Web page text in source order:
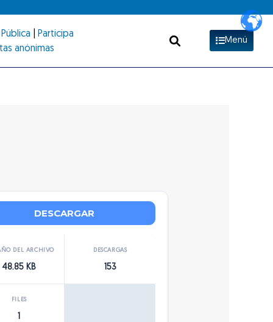
Participa
anónimas
Menú
DESCARGAR
DEL ARCHIVO
48.85 KB
DESCARGAS
153
FILES
1